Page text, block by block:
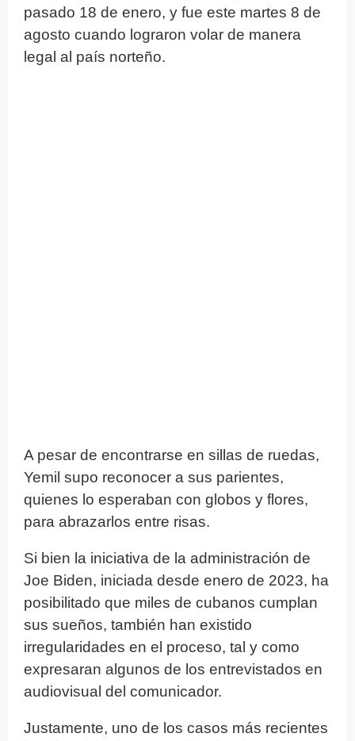
pasado 18 de enero, y fue este martes 8 de
agosto cuando lograron volar de manera
legal al país norteño.
A pesar de encontrarse en sillas de ruedas,
Yemil supo reconocer a sus parientes,
quienes lo esperaban con globos y flores,
para abrazarlos entre risas.
Si bien la iniciativa de la administración de
Joe Biden, iniciada desde enero de 2023, ha
posibilitado que miles de cubanos cumplan
sus sueños, también han existido
irregularidades en el proceso, tal y como
expresaran algunos de los entrevistados en
audiovisual del comunicador.
Justamente, uno de los casos más recientes